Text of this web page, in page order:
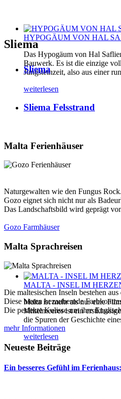
HYPOGÄUM VON HAL
Das Hypogäum von Hal
Bauwerk. Es ist die einzige
Jungsteinzeit, also aus einer
weiterlesen
MALTA - INSEL IM
Malta ist mehr als nur eine
Mittelmeeres ist ein
die Spuren der Geschichte
weiterlesen
Sliema
Sliema
Sliema Felsstrand
Malta Ferienhäuser
Naturgewalten wie den Fungus Rock.
Gozo eignet sich nicht nur als
Das Landschaftsbild wird geprägt
Gozo Farmhäuser
Malta Sprachreisen
Die maltesischen Inseln bestehen
Diese bieten bezaubernde
Die perfekte Kulisse um ihre
mehr Informationen
Neueste Beiträge
Ein besseres Gefühl im